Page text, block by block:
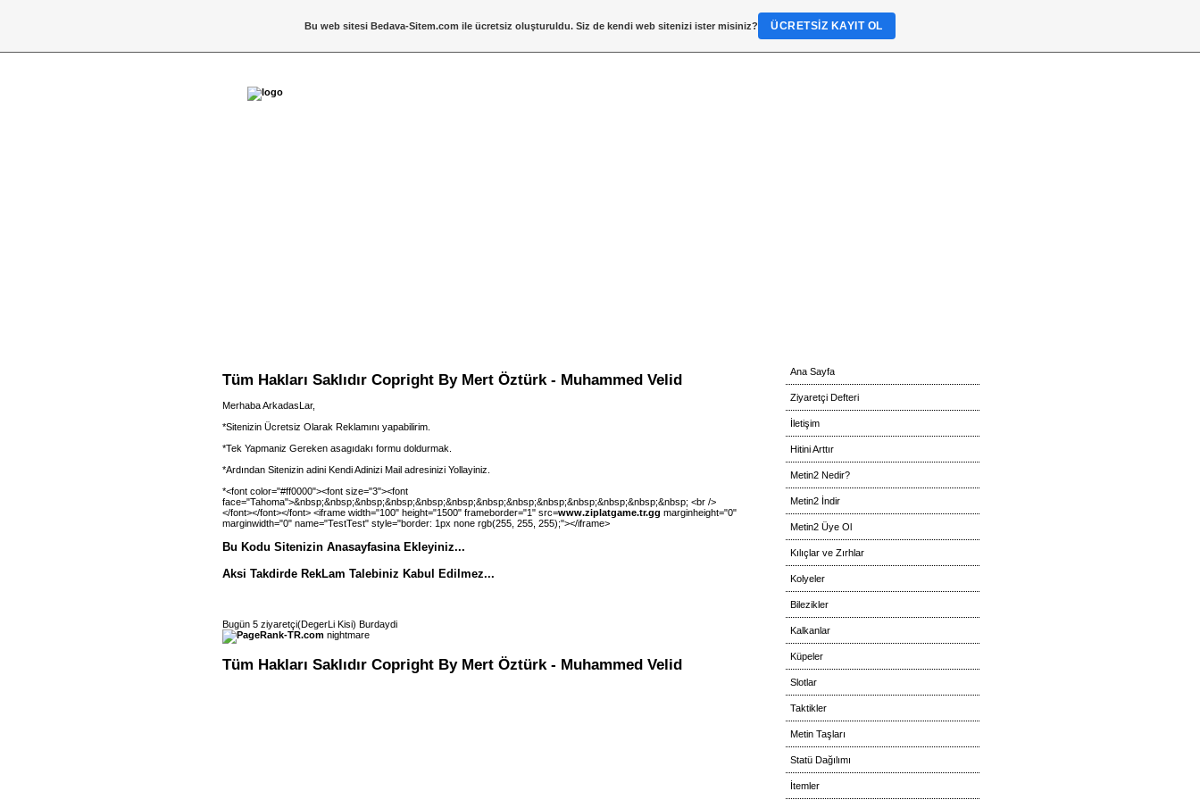
Tüm Hakları Saklıdır Copright By Mert Öztürk - Muhammed Velid
Merhaba ArkadasLar,
*Sitenizin Ücretsiz Olarak Reklamını yapabilirim.
*Tek Yapmaniz Gereken asagıdakı formu doldurmak.
*Ardından Sitenizin adini Kendi Adinizi Mail adresinizi Yollayiniz.
*<font color="#ff0000"><font size="3"><font
face="Tahoma">&nbsp;&nbsp;&nbsp;&nbsp;&nbsp;&nbsp;&nbsp;&nbsp;&nbsp;&nbsp;&nbsp;&nbsp;&nbsp; <br />
</font></font></font> <iframe width="100" height="1500" frameborder="1" src=www.ziplatgame.tr.gg marginheight="0"
marginwidth="0" name="TestTest" style="border: 1px none rgb(255, 255, 255);"></iframe>
Bu Kodu Sitenizin Anasayfasina Ekleyiniz...
Aksi Takdirde RekLam Talebiniz Kabul Edilmez...
Bugün 5 ziyaretçi(DegerLi Kisi) Burdaydi
nightmare
Tüm Hakları Saklıdır Copright By Mert Öztürk - Muhammed Velid
Ana Sayfa
Ziyaretçi Defteri
İletişim
Hitini Arttır
Metin2 Nedir?
Metin2 İndir
Metin2 Üye Ol
Kılıçlar ve Zırhlar
Kolyeler
Bilezikler
Kalkanlar
Küpeler
Slotlar
Taktikler
Metin Taşları
Statü Dağılımı
İtemler
Bu web sitesiBedava-Sitem.com ile ücretsiz oluşturuldu. Siz de kendi web sitenizi ister misiniz? ÜCRETSIZ KAYIT OL